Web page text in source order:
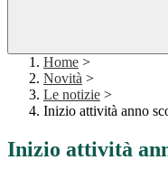
Home >
Novità >
Le notizie >
Inizio attività anno
Inizio attività